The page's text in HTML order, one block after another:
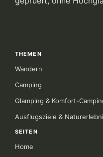
THEMEN
Wandern
Camping
Glamping & Komfort-
Ausflugsziele &
SEITEN
Home